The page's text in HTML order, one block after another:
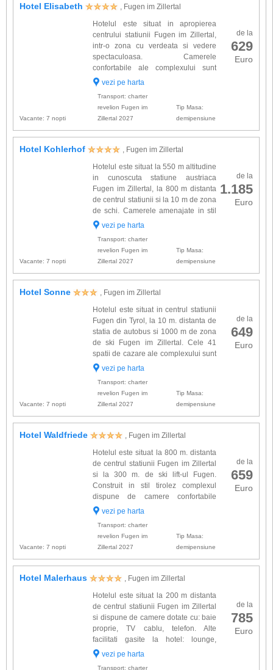
Hotel Elisabeth , Fugen im Zillertal
de la
629
Euro
Hotelul este situat in apropierea
centrului statiunii Fugen im Zillertal,
intr-o zona cu verdeata si vedere
spectaculoasa. Camerele
confortabile ale complexului sunt
dotate cu: baie proprie cu dus,
balcon. Alte facilitati...
vezi pe harta
Vacante: 7 nopti
Transport: charter
revelion Fugen im
Zillertal 2027
Tip Masa:
demipensiune
Hotel Kohlerhof , Fugen im Zillertal
de la
1.185
Euro
Hotelul este situat la 550 m altitudine
in cunoscuta statiune austriaca
Fugen im Zillertal, la 800 m distanta
de centrul statiunii si la 10 m de zona
de schi. Camerele amenajate in stil
tirolian sunt dotate cu: baie proprie,
vezi pe harta
Vacante: 7 nopti
Transport: charter
revelion Fugen im
Zillertal 2027
Tip Masa:
demipensiune
Hotel Sonne , Fugen im Zillertal
de la
649
Euro
Hotelul este situat in centrul statiunii
Fugen din Tyrol, la 10 m. distanta de
statia de autobus si 1000 m de zona
de ski Fugen im Zillertal. Cele 41
spatii de cazare ale complexului sunt
amenajate rustic si sunt dotate cu:
sa...
vezi pe harta
Vacante: 7 nopti
Transport: charter
revelion Fugen im
Zillertal 2027
Tip Masa:
demipensiune
Hotel Waldfriede , Fugen im Zillertal
de la
659
Euro
Hotelul este situat la 800 m. distanta
de centrul statiunii Fugen im Zillertal
si la 300 m. de ski lift-ul Fugen.
Construit in stil tirolez complexul
dispune de camere confortabile
dotate cu: baie proprie, uscator de
vezi pe harta
Vacante: 7 nopti
Transport: charter
revelion Fugen im
Zillertal 2027
Tip Masa:
demipensiune
Hotel Malerhaus , Fugen im Zillertal
de la
785
Euro
Hotelul este situat la 200 m distanta
de centrul statiunii Fugen im Zillertal
si dispune de camere dotate cu: baie
proprie, TV cablu, telefon. Alte
facilitati gasite la hotel: lounge,
restaurant, pizzerie, cafenea, bar,
vezi pe harta
Transport: charter